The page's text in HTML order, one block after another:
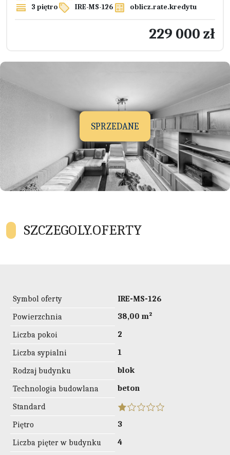
3 piętro IRE-MS-126 oblicz.rate.kredytu
229 000 zł
SPRZEDANE
SZCZEGOLY.OFERTY
Symbol oferty
IRE-MS-126
Powierzchnia
38,00 m²
Liczba pokoi
2
Liczba sypialni
1
Rodzaj budynku
blok
Technologia budowlana
beton
Standard
Piętro
3
Liczba pięter w budynku
4